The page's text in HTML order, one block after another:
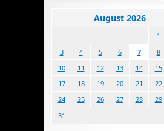
August 2026
1
3
4 5 6 7 8
10
11 12 13 14 15
17
18 19 20 21 22
24
25 26 27 28 29
31